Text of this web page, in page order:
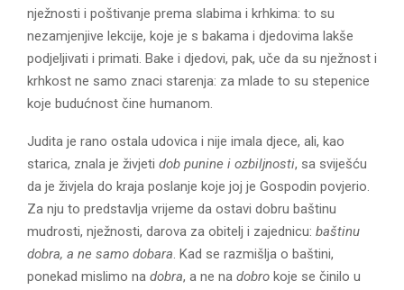
nježnosti i poštivanje prema slabima i krhkima: to su
nezamjenjive lekcije, koje je s bakama i djedovima lakše
podjeljivati i primati. Bake i djedovi, pak, uče da su nježnost i
krhkost ne samo znaci starenja: za mlade to su stepenice
koje budućnost čine humanom.
Judita je rano ostala udovica i nije imala djece, ali, kao
starica, znala je živjeti dob punine i ozbiljnosti, sa sviješću
da je živjela do kraja poslanje koje joj je Gospodin povjerio.
Za nju to predstavlja vrijeme da ostavi dobru baštinu
mudrosti, nježnosti, darova za obitelj i zajednicu: baštinu
dobra, a ne samo dobara . Kad se razmišlja o baštini,
ponekad mislimo na dobra, a ne na dobro koje se činilo u